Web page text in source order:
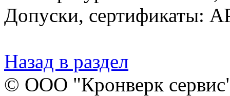
Допуски, сертификаты:
Назад в раздел
© ООО "Кронверк